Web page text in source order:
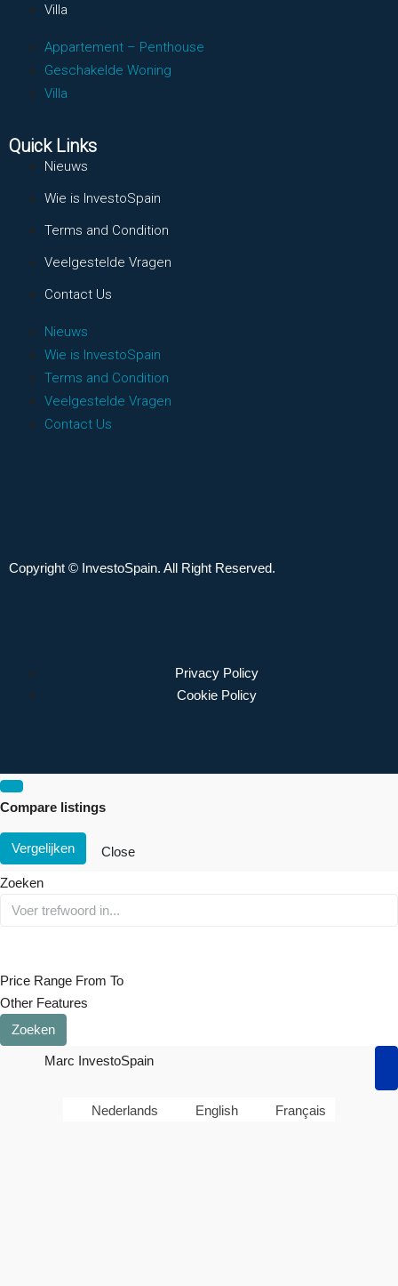
Villa
Appartement – Penthouse
Geschakelde Woning
Villa
Quick Links
Nieuws
Wie is InvestoSpain
Terms and Condition
Veelgestelde Vragen
Contact Us
Nieuws
Wie is InvestoSpain
Terms and Condition
Veelgestelde Vragen
Contact Us
Copyright © InvestoSpain. All Right Reserved.
Privacy Policy
Cookie Policy
Compare listings
Vergelijken Close
Zoeken
Price Range From To
Other Features
Zoeken
Marc InvestoSpain
Nederlands English Français